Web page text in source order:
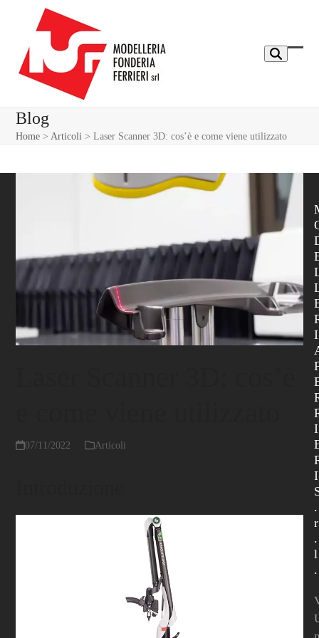
content
Blog
Home >Articoli >Laser Scanner 3D: cos’è e come viene utilizzato
07/11/2022 Articoli
I
I
I
.
r
.
l
.